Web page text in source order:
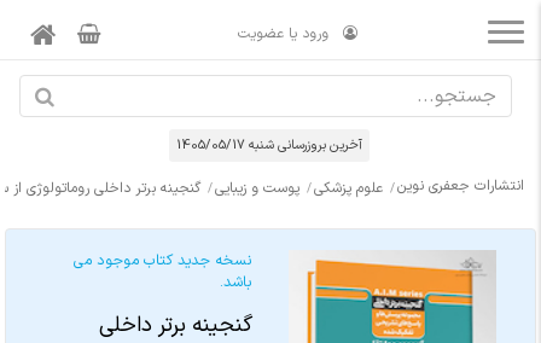
ورود یا عضویت
آخرین بروزرسانی شنبه 1405/05/17
انتشارات جعفری نوین علوم پزشکی پوست و زیبایی گنجینه برتر داخلی روماتولوژی از سال 1396 تا 1401 بر اساس هاریسون 2022 با
نسخه جدید کتاب موجود می
باشد.
گنجینه برتر داخلی